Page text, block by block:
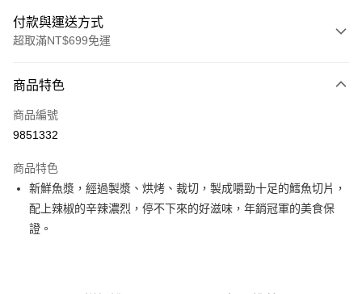
付款與運送方式
超取滿NT$699免運
信用卡一次付款
超商取貨付款
Apple Pay
街口支付
商品特色
商品編號
9851332
商品特色
新鮮魚漿，經過製漿、烘烤、裁切，製成嚼勁十足的鱈魚切片，
配上辣椒的辛辣濃烈，停不下來的好滋味，年銷冠軍的美食保
證。